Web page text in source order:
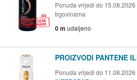
Ponuda vrijedi do
trgovinama
0 m udaljeno
PROIZVODI PANTENE
Ponuda vrijedi do